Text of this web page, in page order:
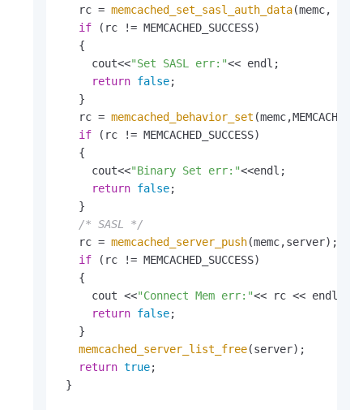
   rc =
memcached_set_sasl_auth_data(memc,
if (rc != MEMCACHED_SUCCESS)
   {
     cout<<
"Set SASL err:"<< endl;
return false;
   }
   rc =
memcached_behavior_set
if (rc != MEMCACHED_SUCCESS)
   {
     cout<<
"Binary Set err:"<<endl;
return false;
   }
/* SASL */
   rc =
memcached_server_push(memc,server);
if (rc != MEMCACHED_SUCCESS)
   {
     cout <<
"Connect Mem err:"<< rc << endl;
return false;
   }
memcached_server_list_free(server);
return true;
}